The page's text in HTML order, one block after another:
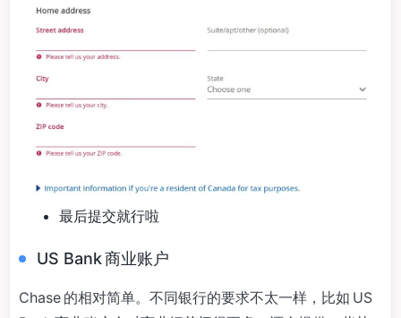
最后提交就行啦
US Bank 商业账户
Chase 的相对简单。不同银行的要求不太一样，比如 US